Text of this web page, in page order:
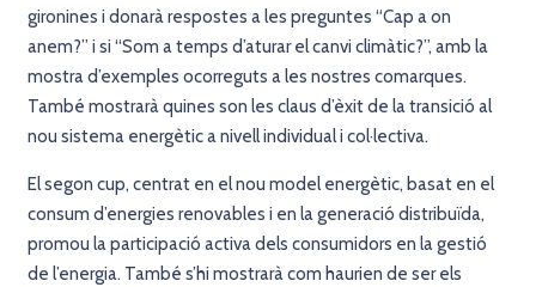
gironines i donarà respostes a les preguntes “Cap a on
anem?” i si “Som a temps d’aturar el canvi climàtic?”, amb la
mostra d’exemples ocorreguts a les nostres comarques.
També mostrarà quines son les claus d’èxit de la transició al
nou sistema energètic a nivell individual i col·lectiva.
El segon cup, centrat en el nou model energètic, basat en el
consum d’energies renovables i en la generació distribuïda,
promou la participació activa dels consumidors en la gestió
de l’energia. També s’hi mostrarà com haurien de ser els